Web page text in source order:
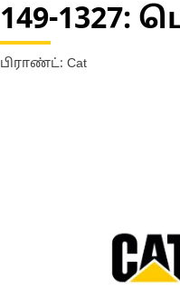
149-1327:
பிராண்ட்: Cat